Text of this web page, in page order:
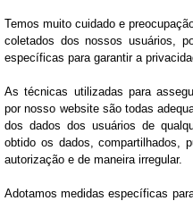
Temos muito cuidado e
coletados dos nossos usuários,
específicas para garantir a
As técnicas utilizadas para
por nosso website são todas
dos dados dos usuários de
obtido os dados, compartilhados,
autorização e de maneira irregular.
Adotamos medidas específicas